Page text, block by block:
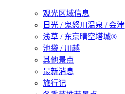
观光区域信息
日光 / 鬼怒川温泉 / 会津
浅草 / 东京晴空塔城®
池袋 / 川越
其他景点
最新消息
旅行记